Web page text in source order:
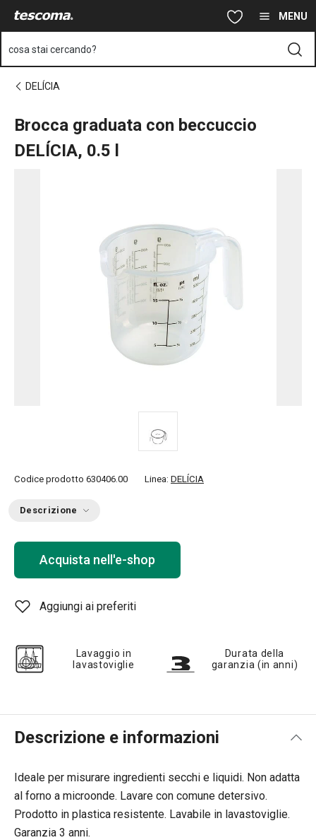
Vai al contenuto principale MENU
cosa stai cercando?
DELÍCIA
Brocca graduata con beccuccio
DELÍCIA, 0.5 l
Codice prodotto 630406.00 Linea: DELÍCIA
Descrizione
Acquista nell'e-shop
Aggiungi ai preferiti
Lavaggio in
lavastoviglie
Durata della
garanzia (in anni)
Descrizione e informazioni
Ideale per misurare ingredienti secchi e liquidi. Non adatta
al forno a microonde. Lavare con comune detersivo.
Prodotto in plastica resistente. Lavabile in lavastoviglie.
Garanzia 3 anni.